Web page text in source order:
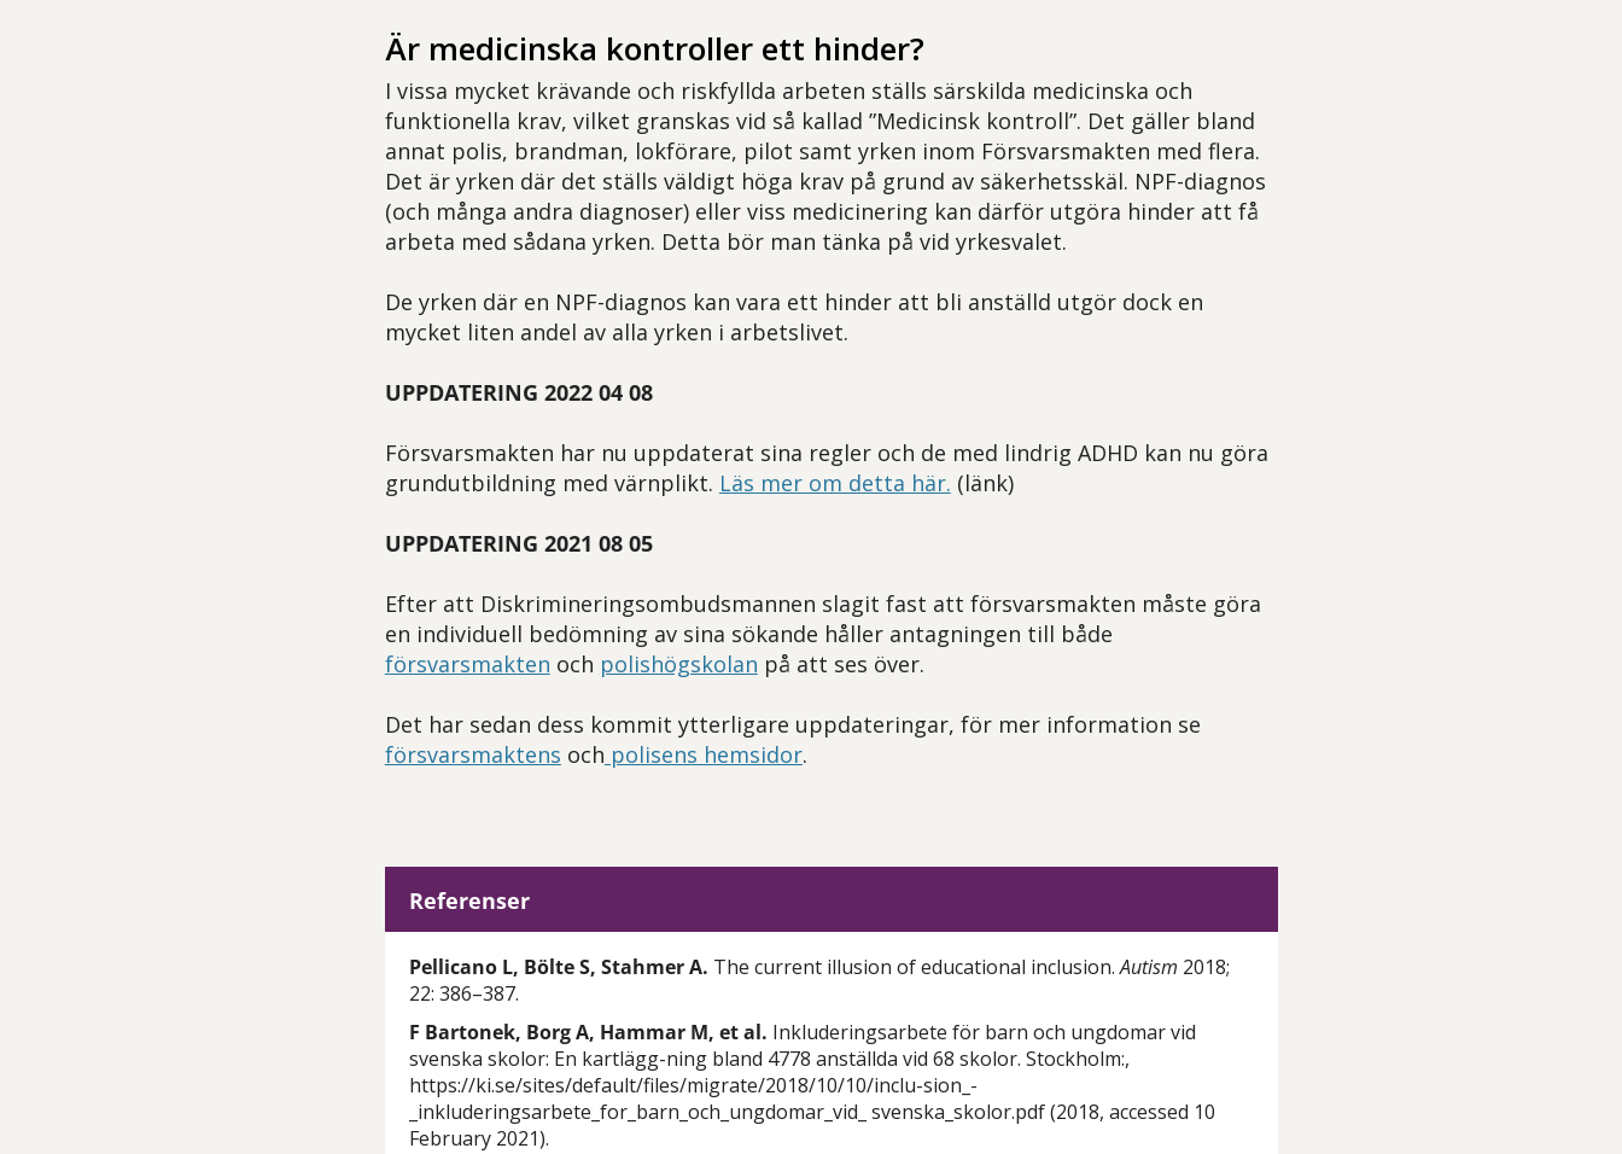
Är medicinska kontroller ett hinder?
I vissa mycket krävande och riskfyllda arbeten ställs särskilda medicinska och
funktionella krav, vilket granskas vid så kallad ”Medicinsk kontroll”. Det gäller bland
annat polis, brandman, lokförare, pilot samt yrken inom Försvarsmakten med flera.
Det är yrken där det ställs väldigt höga krav på grund av säkerhetsskäl. NPF-diagnos
(och många andra diagnoser) eller viss medicinering kan därför utgöra hinder att få
arbeta med sådana yrken. Detta bör man tänka på vid yrkesvalet.
De yrken där en NPF-diagnos kan vara ett hinder att bli anställd utgör dock en
mycket liten andel av alla yrken i arbetslivet.
UPPDATERING 2022 04 08
Försvarsmakten har nu uppdaterat sina regler och de med lindrig ADHD kan nu göra
grundutbildning med värnplikt. Läs mer om detta här. (länk)
UPPDATERING 2021 08 05
Efter att Diskrimineringsombudsmannen slagit fast att försvarsmakten måste göra
en individuell bedömning av sina sökande håller antagningen till både
försvarsmakten och polishögskolan på att ses över.
Det har sedan dess kommit ytterligare uppdateringar, för mer information se
försvarsmaktens och polisens hemsidor.
Referenser
Pellicano L, Bölte S, Stahmer A. The current illusion of educational inclusion.Autism 2018;
22: 386–387.
F Bartonek, Borg A, Hammar M, et al. Inkluderingsarbete för barn och ungdomar vid
svenska skolor: En kartlägg-ning bland 4778 anställda vid 68 skolor. Stockholm:,
https://ki.se/sites/default/files/migrate/2018/10/10/inclu-sion_-
_inkluderingsarbete_for_barn_och_ungdomar_vid_ svenska_skolor.pdf (2018, accessed 10
February 2021).